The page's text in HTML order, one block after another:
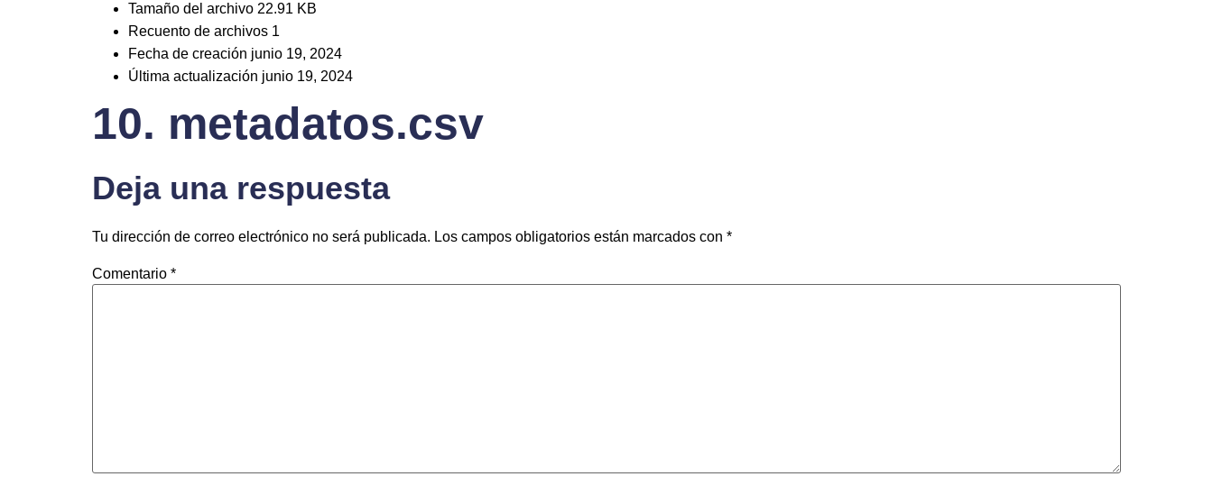
Tamaño del archivo 22.91 KB
Recuento de archivos 1
Fecha de creación junio 19, 2024
Última actualización junio 19, 2024
10. metadatos.csv
Deja una respuesta
Tu dirección de correo electrónico no será publicada. Los campos obligatorios están marcados con *
Comentario *